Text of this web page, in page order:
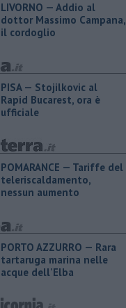
LIVORNO — Addio al
dottor Massimo Campana,
il cordoglio
PISA — Stojilkovic al
Rapid Bucarest, ora è
ufficiale
POMARANCE — Tariffe del
teleriscaldamento,
nessun aumento
PORTO AZZURRO — Rara
tartaruga marina nelle
acque dell'Elba